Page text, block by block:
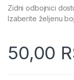
Zidni odbojnici
Izaberite željenu
50,00